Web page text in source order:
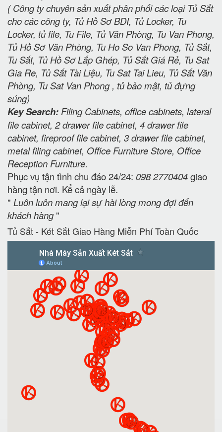
( Công ty chuyên sản xuất phân phối các loại Tủ Sắt
cho các công ty, Tủ Hồ Sơ BDI, Tủ Locker, Tu
Locker, tủ file, Tu File, Tủ Văn Phòng, Tu Van Phong,
Tủ Hồ Sơ Văn Phòng, Tu Ho So Van Phong, Tủ Sắt,
Tu Sắt, Tủ Hồ Sơ Lắp Ghép, Tủ Sắt Giá Rẻ, Tu Sat
Gia Re, Tủ Sắt Tài Liệu, Tu Sat Tai Lieu, Tủ Sắt Văn
Phòng, Tu Sat Van Phong , tủ bảo mật, tủ đựng
súng)
Key Search: Filing Cabinets, office cabinets, lateral
file cabinet, 2 drawer file cabinet, 4 drawer file
cabinet, fireproof file cabinet, 3 drawer file cabinet,
metal filing cabinet, Office Furniture Store, Office
Reception Furniture.
Phục vụ tận tình chu đáo 24/24: 098 2770404giao
hàng tận nơi. Kể cả ngày lễ.
" Luôn luôn mang lại sự hài lòng mong đợi đến
khách hàng"
Tủ Sắt - Két Sắt Giao Hàng Miễn Phí Toàn Quốc